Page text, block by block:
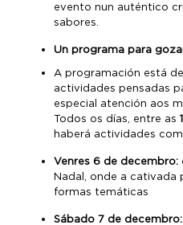
evento nun auténtico
sabores.
Un programa para
A programación está
actividades pensadas
especial atención aos
Todos os días, entre as
haberá actividades
Venres 6 de decembro:
Nadal, onde a cativada
formas temáticas
Sábado 7 de decembro: